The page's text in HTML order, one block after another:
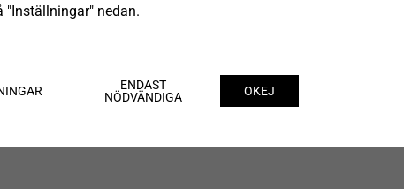
nedan.
ENDAST
NÖDVÄNDIGA
OKEJ